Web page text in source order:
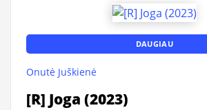
DAUGIAU
Onutė Juškienė
[R] Joga (2023)